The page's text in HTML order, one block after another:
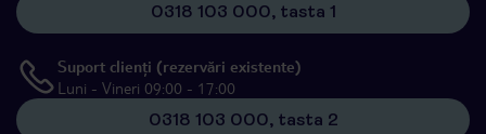
0318 103 000, tasta 1
Suport clienți (rezervări existente)
Luni - Vineri 09:00 - 17:00
0318 103 000, tasta 2